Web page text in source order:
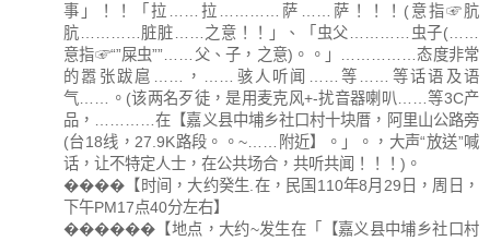
事」！！「拉……拉…………萨……萨！！！(意指☞肮
肮…………脏脏……之意！！」、「虫父…………虫子(……
意指☞“”屎虫””……父、子，之意)。。」……………态度非常
的嚣张跋扈……，……骇人听闻……等……等话语及语
气……。(该两名歹徒，是用麦克风+-扰音器喇叭……等3C产
品，…………在【嘉义县中埔乡社口村十块厝，阿里山公路旁
(台18线，27.9K路段。。~……附近】。」。，大声“放送”喊
话，让不特定人士，在公共场合，共听共闻！！！)。
����【时间，大约癸生.在，民国110年8月29日，周日，
下午PM17点40分左右】
������【地点，大约~发生在「【嘉义县中埔乡社口村